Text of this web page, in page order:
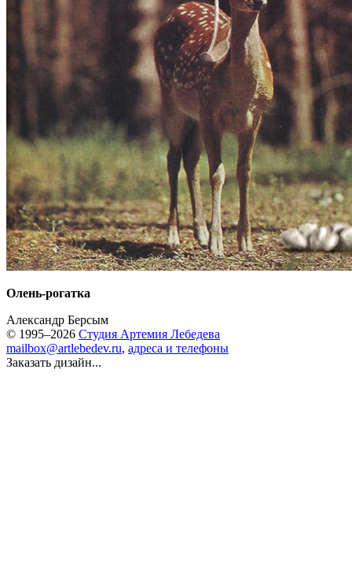
Олень-рогатка
Александр Берсым
© 1995–2026 Студия Артемия Лебедева
mailbox@artlebedev.ru, адреса и телефоны
Заказать дизайн...